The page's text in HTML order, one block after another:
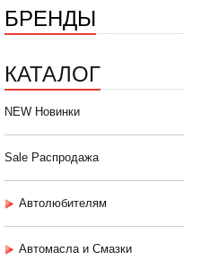
БРЕНДЫ
КАТАЛОГ
NEW Новинки
Sale Распродажа
Автолюбителям
Автомасла и Смазки